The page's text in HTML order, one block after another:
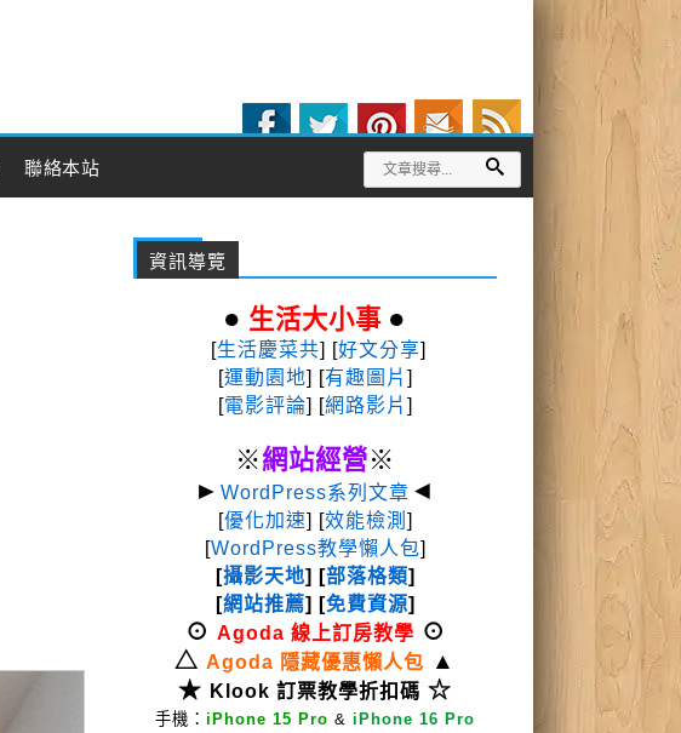
聯絡本站
資訊導覽
● 生活大小事 ●
[生活慶菜共] [好文分享]
[運動園地] [有趣圖片 ]
[電影評論] [網路影片 ]
※網站經營※
► WordPress系列文章 ◄
[優化加速] [效能檢測 ]
[WordPress教學懶人包]
[攝影天地] [部落格類]
[網站推薦] [免費資源]
⊙ Agoda 線上訂房教學 ⊙
△ Agoda 隱藏優惠懶人包
▲
★ Klook 訂票教學折扣碼 ☆
手機： iPhone 15 Pro & iPhone 16 Pro